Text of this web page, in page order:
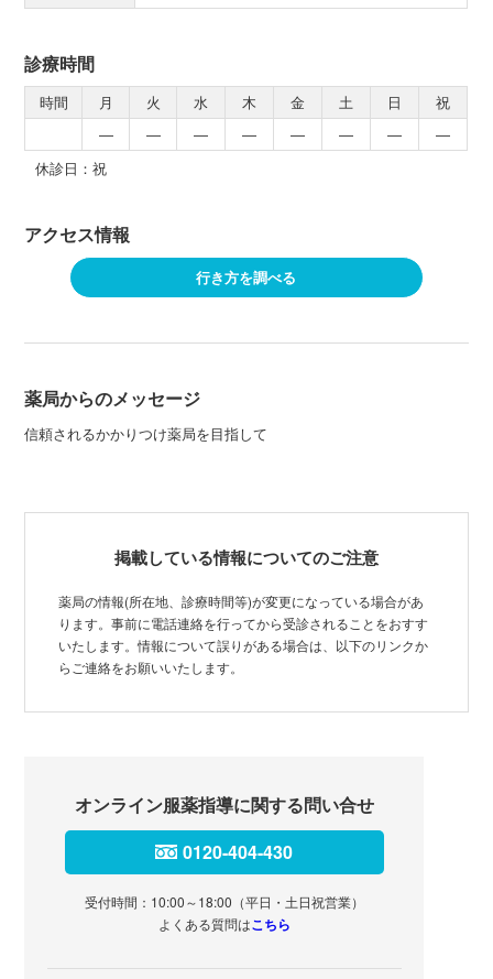
診療時間
時間 月 火 水 木 金 土 日
祝
―
― ― ― ― ― ―
―
休診日：祝
アクセス情報
行き方を調べる
薬局からのメッセージ
信頼されるかかりつけ薬局を目指して
掲載している情報についてのご注意
薬局の情報(所在地、診療時間等)が変更になっている場合があ
ります。事前に電話連絡を行ってから受診されることをおすす
いたします。情報について誤りがある場合は、以下のリンクか
らご連絡をお願いいたします。
オンライン服薬指導に関する問い合せ
0120-404-430
受付時間：10:00～18:00（平日・土日祝営業）
よくある質問はこちら